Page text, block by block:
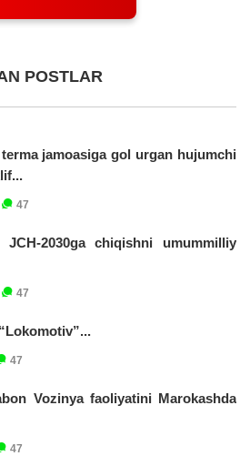
POSTLAR
jamoasiga gol urgan hujumchi
47
JCH-2030ga chiqishni umummilliy
47
47
Vozinya faoliyatini Marokashda
47